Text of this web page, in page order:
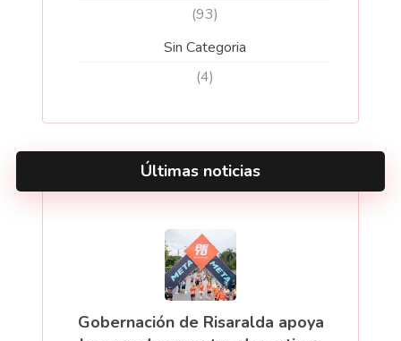
(93)
Sin Categoria
(4)
Últimas noticias
Gobernación de Risaralda apoya